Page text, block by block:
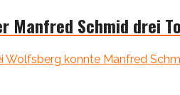
Manfred Schmid drei
Wolfsberg konnte Manfred